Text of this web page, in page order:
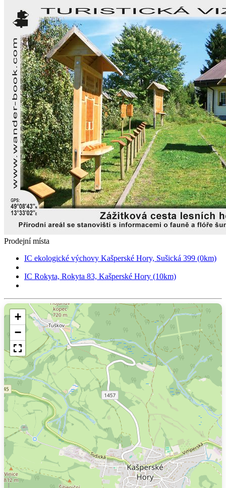
Prodejní místa
IC ekologické výchovy Kašperské Hory, Sušická 399 (0km)
IC Rokyta, Rokyta 83, Kašperské Hory (10km)
+
−